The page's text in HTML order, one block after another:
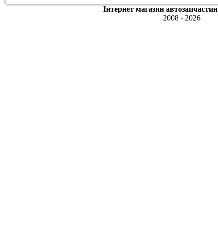
Інтернет магазин
2008 - 2026